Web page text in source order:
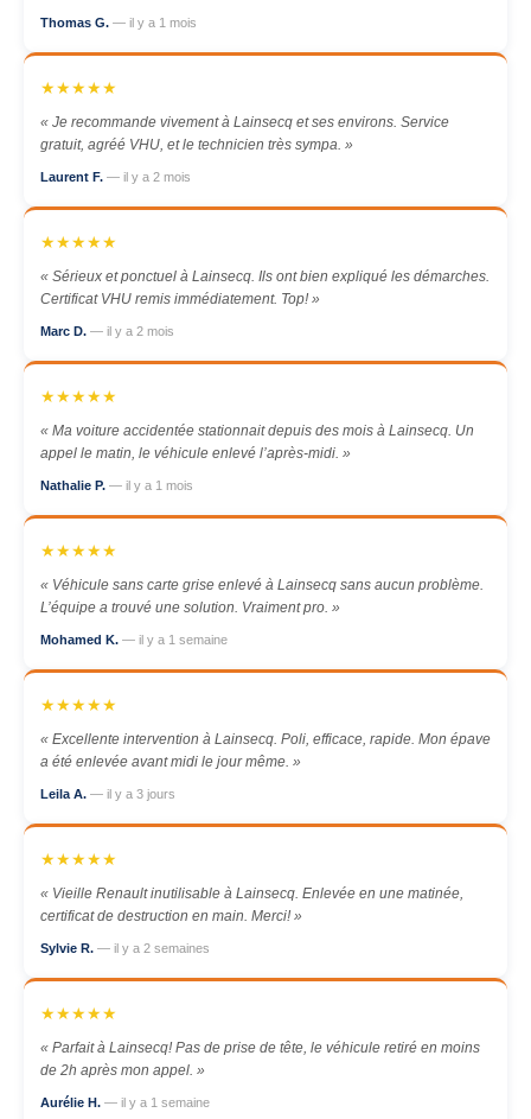
Thomas G. — il y a 1 mois
★★★★★
« Je recommande vivement à Lainsecq et ses environs. Service
gratuit, agréé VHU, et le technicien très sympa. »
Laurent F. — il y a 2 mois
★★★★★
« Sérieux et ponctuel à Lainsecq. Ils ont bien expliqué les démarches.
Certificat VHU remis immédiatement. Top! »
Marc D. — il y a 2 mois
★★★★★
« Ma voiture accidentée stationnait depuis des mois à Lainsecq. Un
appel le matin, le véhicule enlevé l’après-midi. »
Nathalie P. — il y a 1 mois
★★★★★
« Véhicule sans carte grise enlevé à Lainsecq sans aucun problème.
L’équipe a trouvé une solution. Vraiment pro. »
Mohamed K. — il y a 1 semaine
★★★★★
« Excellente intervention à Lainsecq. Poli, efficace, rapide. Mon épave
a été enlevée avant midi le jour même. »
Leila A. — il y a 3 jours
★★★★★
« Vieille Renault inutilisable à Lainsecq. Enlevée en une matinée,
certificat de destruction en main. Merci! »
Sylvie R. — il y a 2 semaines
★★★★★
« Parfait à Lainsecq! Pas de prise de tête, le véhicule retiré en moins
de 2h après mon appel. »
Aurélie H. — il y a 1 semaine